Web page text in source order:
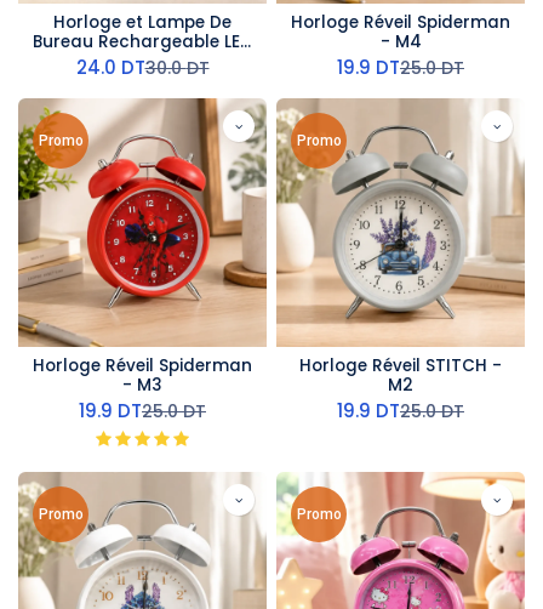
Horloge et Lampe De
Bureau Rechargeable LED
- Bleu
24.0 DT30.0DT
Horloge Réveil Spiderman
- M4
19.9 DT25.0DT
Promo
Horloge Réveil Spiderman
- M3
19.9 DT25.0DT
Promo
Horloge Réveil STITCH -
M2
19.9 DT25.0DT
Promo Promo